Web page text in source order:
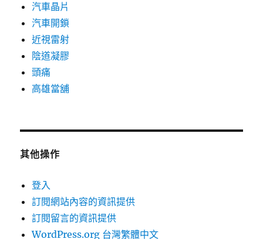
汽車晶片
汽車開鎖
近視雷射
陰道凝膠
頭痛
高雄當舖
其他操作
登入
訂閱網站內容的資訊提供
訂閱留言的資訊提供
WordPress.org 台灣繁體中文